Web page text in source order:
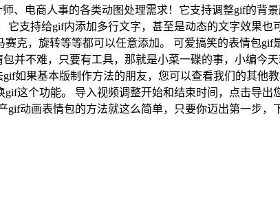
电商人事的各类动图处理需求！它支持调整gif的背
支持给gif内添加多行文字，甚至是动态的文字效果
克，旋转等等都可以任意添加。 可爱搞笑的表情包
并不难，只要有工具，那就是小菜一碟的事，小编今
如果基本版制作方法的朋友，您可以查看我们的其他
这个功能。 导入视频调整开始和结束时间，点击导出
动画表情包的方法就这么简单，只要你迈出第一步，